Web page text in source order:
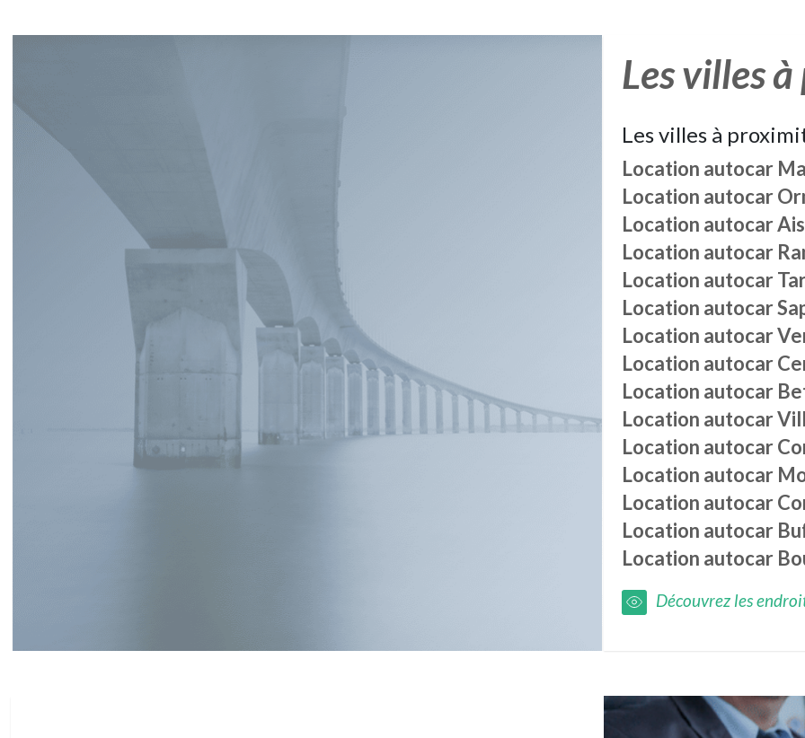
Les villes
Les villes à
Location autocar
Location autocar
Location autocar
Location autocar
Location autocar
Location autocar
Location autocar
Location autocar
Location autocar
Location autocar
Location autocar
Location autocar
Location autocar
Location autocar
Location autocar
Découvrez les